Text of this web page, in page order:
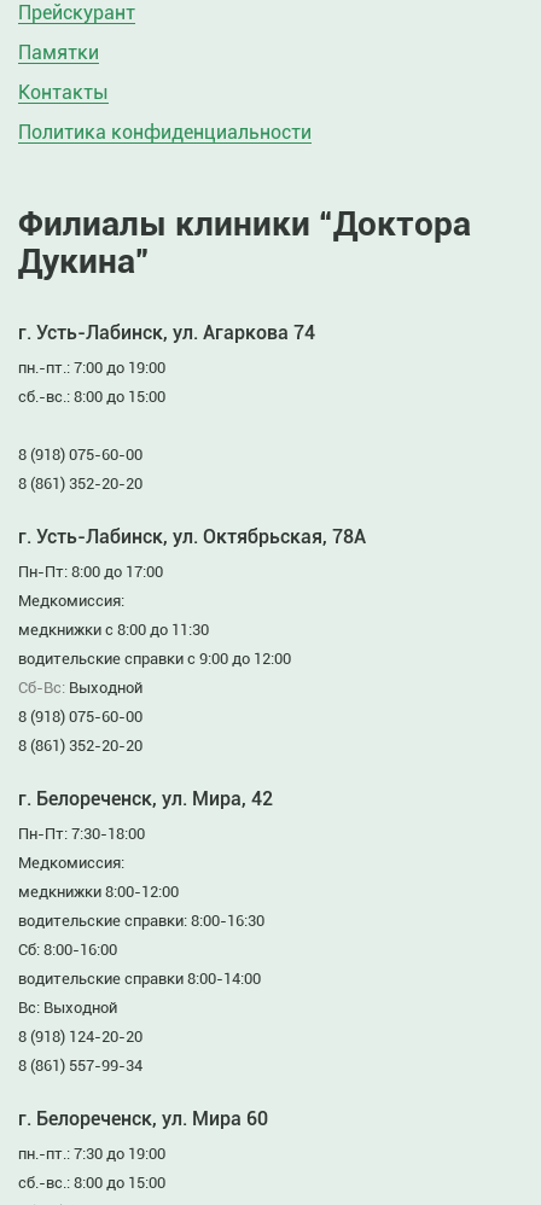
Прейскурант
Памятки
Контакты
Политика конфиденциальности
Филиалы клиники “Доктора
Дукина”
г. Усть-Лабинск, ул. Агаркова 74
пн.-пт.: 7:00 до 19:00
сб.-вс.: 8:00 до 15:00
8 (918) 075-60-00
8 (861) 352-20-20
г. Усть-Лабинск, ул. Октябрьская, 78А
Пн-Пт: 8:00 до 17:00
Медкомиссия:
медкнижки с 8:00 до 11:30
водительские справки с 9:00 до 12:00
Сб-Вс: Выходной
8 (918) 075-60-00
8 (861) 352-20-20
г. Белореченск, ул. Мира, 42
Пн-Пт: 7:30-18:00
Медкомиссия:
медкнижки 8:00-12:00
водительские справки: 8:00-16:30
Сб: 8:00-16:00
водительские справки 8:00-14:00
Вс: Выходной
8 (918) 124-20-20
8 (861) 557-99-34
г. Белореченск, ул. Мира 60
пн.-пт.: 7:30 до 19:00
сб.-вс.: 8:00 до 15:00